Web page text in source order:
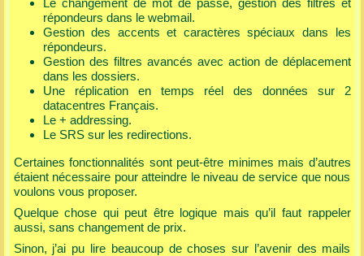
Le changement de mot de passe, gestion des filtres et
répondeurs dans le webmail.
Gestion des accents et caractères spéciaux dans les
répondeurs.
Gestion des filtres avancés avec action de déplacement
dans les dossiers.
Une réplication en temps réel des données sur 2
datacentres Français.
Le + addressing.
Le SRS sur les redirections.
Certaines fonctionnalités sont peut-être minimes mais d’autres
étaient nécessaire pour atteindre le niveau de service que nous
voulons vous proposer.
Quelque chose qui peut être logique mais qu’il faut rappeler
aussi, sans changement de prix.
Sinon, j’ai pu lire beaucoup de choses sur l’avenir des mails